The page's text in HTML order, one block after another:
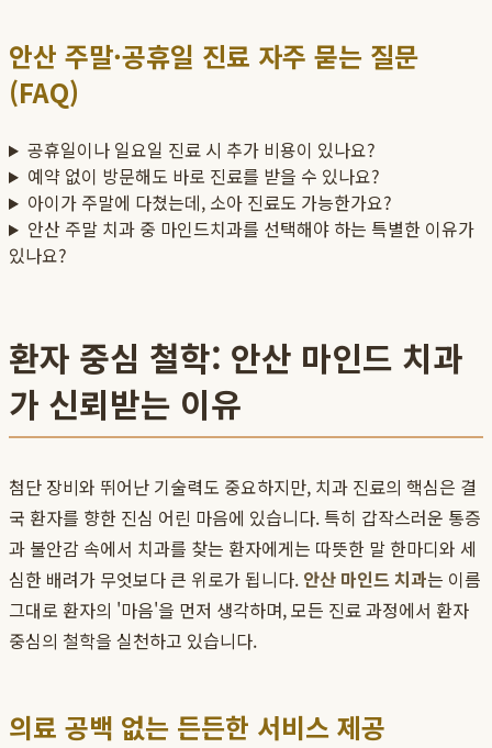
안산 주말·공휴일 진료 자주 묻는 질문
(FAQ)
공휴일이나 일요일 진료 시 추가 비용이 있나요?
예약 없이 방문해도 바로 진료를 받을 수 있나요?
아이가 주말에 다쳤는데, 소아 진료도 가능한가요?
안산 주말 치과 중 마인드치과를 선택해야 하는 특별한 이유가
있나요?
환자 중심 철학: 안산 마인드 치과
가 신뢰받는 이유
첨단 장비와 뛰어난 기술력도 중요하지만, 치과 진료의 핵심은 결
국 환자를 향한 진심 어린 마음에 있습니다. 특히 갑작스러운 통증
과 불안감 속에서 치과를 찾는 환자에게는 따뜻한 말 한마디와 세
심한 배려가 무엇보다 큰 위로가 됩니다. 안산 마인드 치과는 이름
그대로 환자의 '마음'을 먼저 생각하며, 모든 진료 과정에서 환자
중심의 철학을 실천하고 있습니다.
의료 공백 없는 든든한 서비스 제공